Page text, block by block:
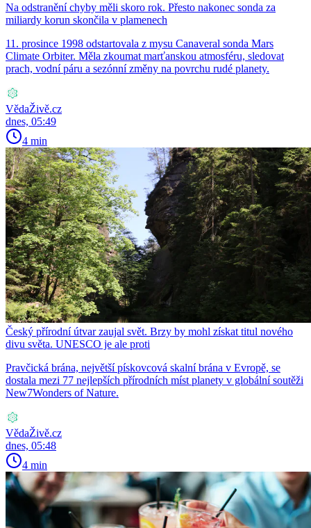
Na odstranění chyby měli skoro rok. Přesto nakonec sonda za
miliardy korun skončila v plamenech
11. prosince 1998 odstartovala z mysu Canaveral sonda Mars
Climate Orbiter. Měla zkoumat marťanskou atmosféru, sledovat
prach, vodní páru a sezónní změny na povrchu rudé planety.
VědaŽivě.cz
dnes, 05:49
4 min
Český přírodní útvar zaujal svět. Brzy by mohl získat titul nového
divu světa. UNESCO je ale proti
Pravčická brána, největší pískovcová skalní brána v Evropě, se
dostala mezi 77 nejlepších přírodních míst planety v globální soutěži
New7Wonders of Nature.
VědaŽivě.cz
dnes, 05:48
4 min